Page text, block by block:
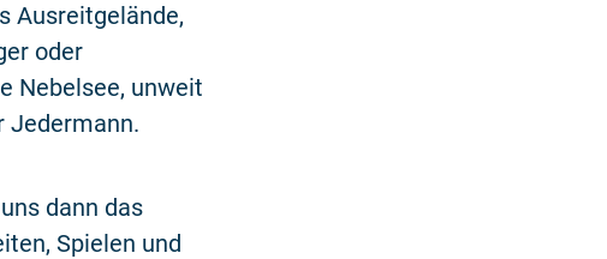
Ausreitgelände,
oder
Nebelsee, unweit
Jedermann.
dann das
Spielen und